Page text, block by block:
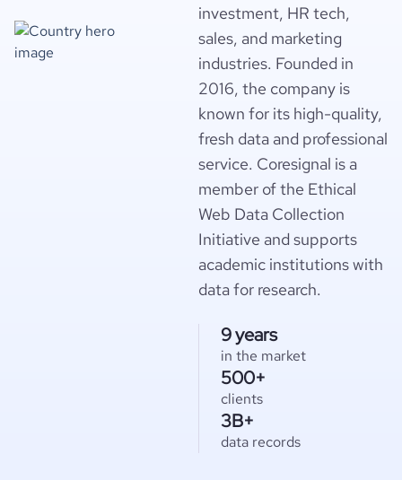
investment, HR tech,
sales, and marketing
industries. Founded in
2016, the company is
known for its high-quality,
fresh data and professional
service. Coresignal is a
member of the Ethical
Web Data Collection
Initiative and supports
academic institutions with
data for research.
9 years
in the market
500+
clients
3B+
data records